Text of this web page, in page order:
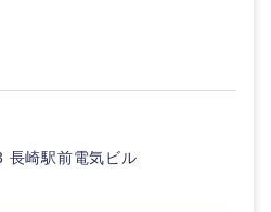
ング
長崎駅前電気ビル